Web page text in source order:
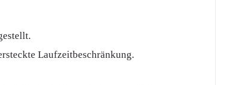
Laufzeitbeschränkung.